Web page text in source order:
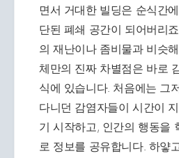
면서 거대한 빌딩은 순식간
단된 폐쇄 공간이 되어버리
의 재난이나 좀비물과 비슷
체만의 진짜 차별점은 바로
식에 있습니다. 처음에는 그
다니던 감염자들이 시간이
기 시작하고, 인간의 행동을
로 정보를 공유합니다. 하얗